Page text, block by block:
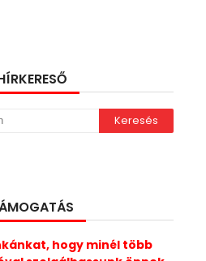
hogy minél több